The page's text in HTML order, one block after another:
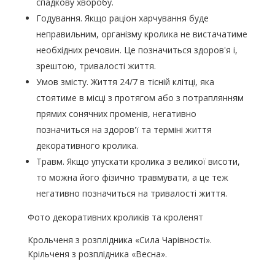
спадкову хворобу.
Годування. Якщо раціон харчування буде
неправильним, організму кролика не вистачатиме
необхідних речовин. Це позначиться здоров'я і,
зрештою, тривалості життя.
Умов змісту. Життя 24/7 в тісній клітці, яка
стоятиме в місці з протягом або з потраплянням
прямих сонячних променів, негативно
позначиться на здоров'ї та терміні життя
декоративного кролика.
Травм. Якщо упускати кролика з великої висоти,
то можна його фізично травмувати, а це теж
негативно позначиться на тривалості життя.
Фото декоративних кроликів та кроленят
Крольченя з розплідника «Сила Чарівності».
Крільченя з розплідника «Весна».